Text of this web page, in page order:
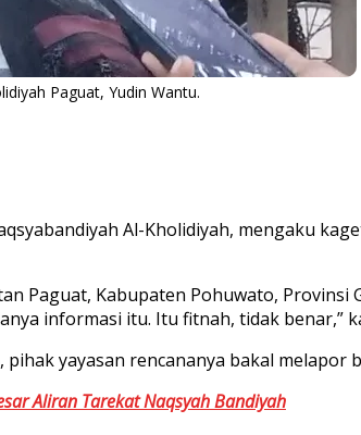
Paguat, Yudin Wantu.
Al-Kholidiyah, mengaku
Paguat, Kabupaten Pohuwato,
informasi itu. Itu fitnah, tidak benar,”
yayasan rencananya bakal melapor
Aliran Tarekat Naqsyah Bandiyah